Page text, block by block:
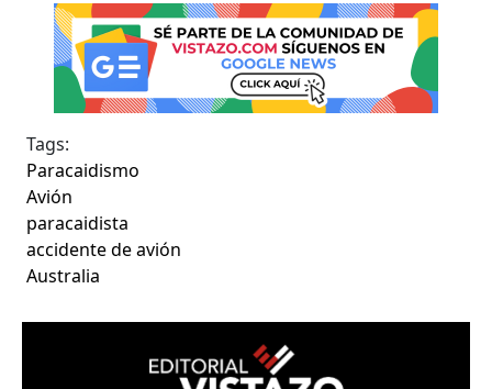
Tags:
Paracaidismo
Avión
paracaidista
accidente de avión
Australia